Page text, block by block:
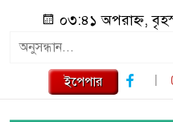
০৩:৪১ অপরাহ্ন,
ইপেপার